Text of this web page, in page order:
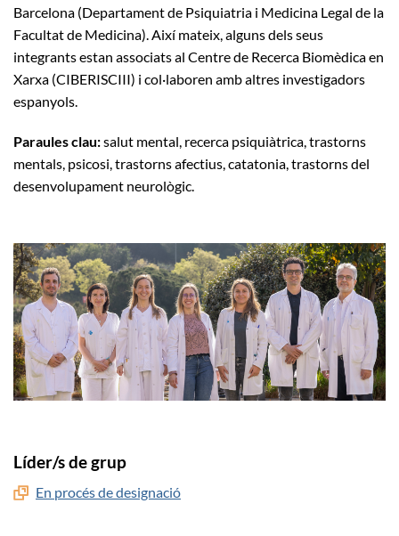
Barcelona (Departament de Psiquiatria i Medicina Legal de la
Facultat de Medicina). Així mateix, alguns dels seus
integrants estan associats al Centre de Recerca Biomèdica en
Xarxa (CIBERISCIII) i col·laboren amb altres investigadors
espanyols.
Paraules clau:salut mental, recerca psiquiàtrica, trastorns
mentals, psicosi, trastorns afectius, catatonia, trastorns del
desenvolupament neurològic.
Líder/s de grup
En procés de designació